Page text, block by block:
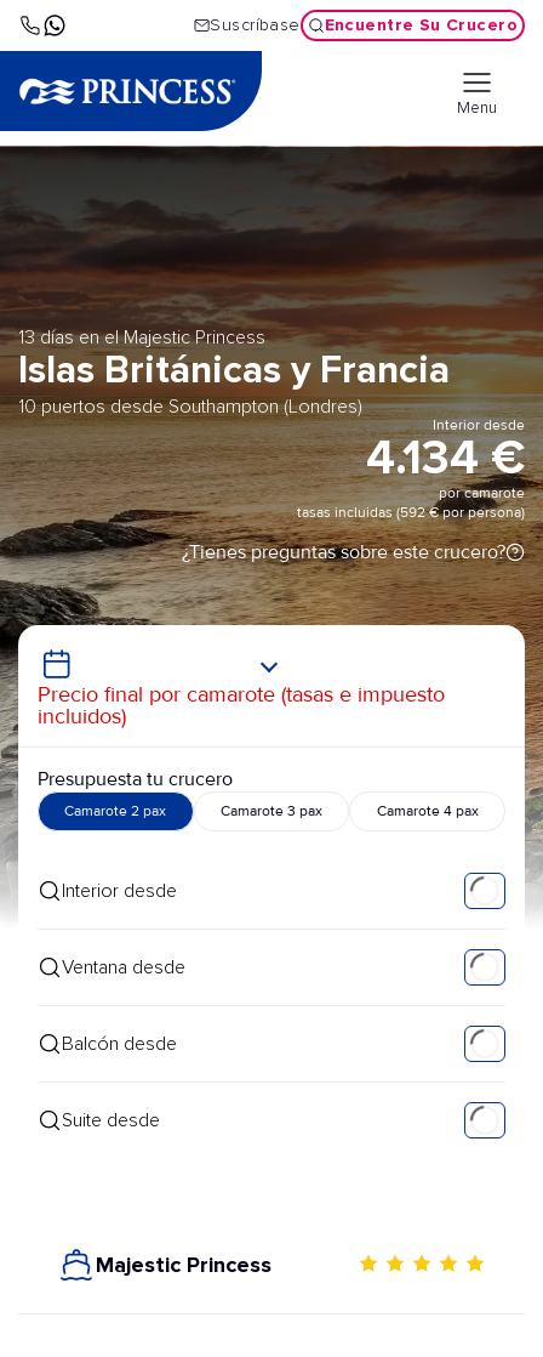
Suscríbase Encuentre Su Crucero
Menu
13 días en el Majestic Princess
Islas Británicas y Francia
10 puertos desde Southampton (Londres)
Interior desde
4.134 €
por camarote
tasas incluidas (592 € por persona)
¿Tienes preguntas sobre este crucero?
Precio final por camarote (tasas e impuesto
incluidos)
Presupuesta tu crucero
Camarote 2 pax Camarote 3 pax Camarote 4 pax
Interior desde
Ventana desde
Balcón desde
Suite desde
Majestic Princess